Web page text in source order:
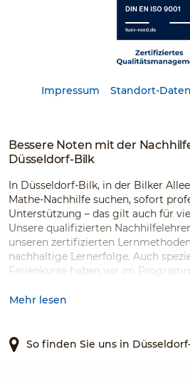
Impressum Standort-
Bessere Noten mit der
Düsseldorf-Bilk
In Düsseldorf-Bilk, in der Bilker
Mathe-Nachhilfe suchen, sofort
Unterstützung – das gilt auch für
Unsere qualifizierten
unseren zertifizierten
nachhaltige Lernerfolge. Auch
Ferienkurse haben wir im
Mehr lesen
So finden Sie uns in